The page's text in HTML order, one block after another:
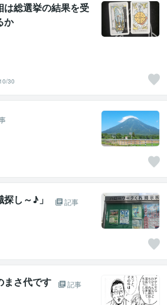
総選挙の結果を受
か
30
探し～♪」
記事
まさ代です
記事